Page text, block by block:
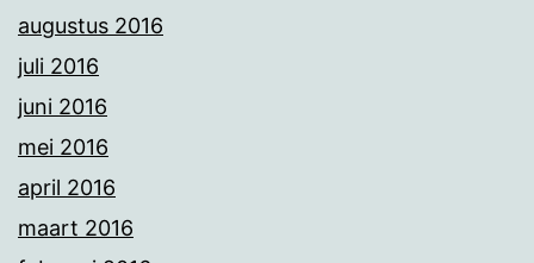
augustus 2016
juli 2016
juni 2016
mei 2016
april 2016
maart 2016